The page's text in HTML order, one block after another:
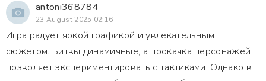
antoni368784
23 August 2025 02:16
Игра радует яркой графикой и увлекательным
сюжетом. Битвы динамичные, а прокачка персонажей
позволяет экспериментировать с тактиками. Однако в